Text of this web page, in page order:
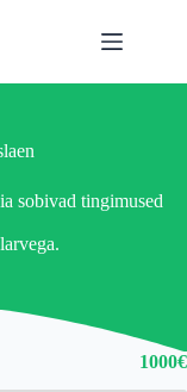
sobivad tingimused
1000€